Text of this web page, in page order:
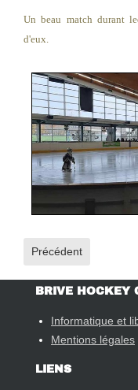
Un beau match durant
d'eux.
Article précédent :
Précédent
BRIVE HOCKEY
Informatique et
Mentions légales
LIENS